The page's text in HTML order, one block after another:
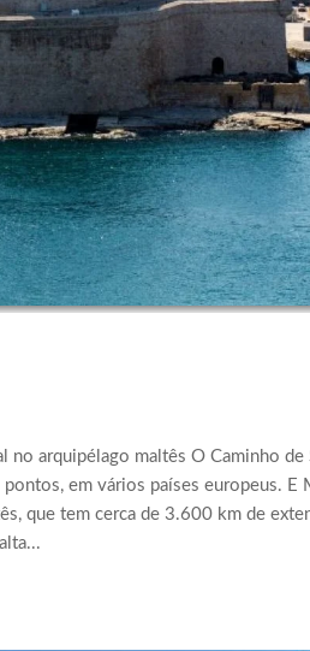
arquipélago maltês O Caminho de
em vários países europeus. E
que tem cerca de 3.600 km de